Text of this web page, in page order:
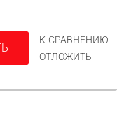
К СРАВНЕНИЮ
ОТЛОЖИТЬ